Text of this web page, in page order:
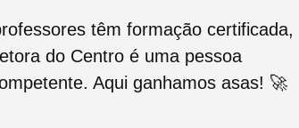
têm formação certificada,
do Centro é uma pessoa
Aqui ganhamos asas! 🚀